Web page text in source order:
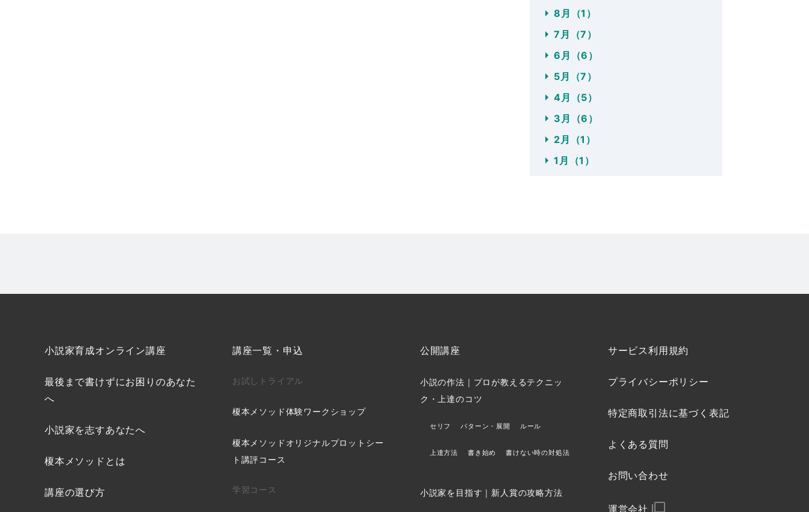
8月（1）
7月（7）
6月（6）
5月（7）
4月（5）
3月（6）
2月（1）
1月（1）
小説家育成オンライン講座
最後まで書けずにお困りのあなた
へ
小説家を志すあなたへ
榎本メソッドとは
講座の選び方
講座一覧・申込
お試しトライアル
榎本メソッド体験ワークショップ
榎本メソッドオリジナルプロットシー
ト講評コース
学習コース
公開講座
小説の作法｜プロが教えるテクニッ
ク・上達のコツ
セリフ パターン・展開 ルール
上達方法 書き始め 書けない時の対処法
小説家を目指す｜新人賞の攻略方法
サービス利用規約
プライバシーポリシー
特定商取引法に基づく表記
よくある質問
お問い合わせ
運営会社